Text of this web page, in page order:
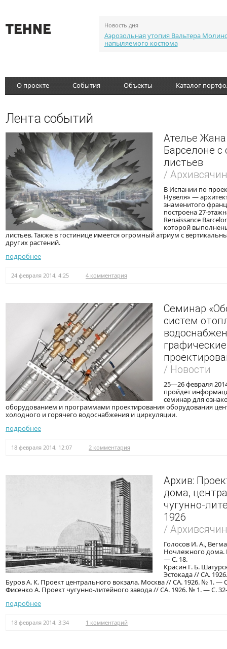
Новость дня
Аэрозольная утопия Вальтера
напыляемого костюма
О проекте События Объекты Каталог
Лента событий
Ателье
Барселоне
листьев
/
В Испании по
Нувеля» —
знаменитого
построена 27-
Renaissance
которой
листьев. Также в гостинице имеется огромный атриум с
других растений.
подробнее
24 февраля 2014, 4:25 4 комментария
Cеминар
систем
/ Новости
25—26 февраля
пройдёт
семинар для
оборудованием и программами проектирования оборудования
холодного и горячего водоснабжения и циркуляции.
подробнее
18 февраля 2014, 12:07 2 комментария
Архив:
дома,
чугунно-
1926
/
Голосов И. А.,
Ночлежного дома.
— С. 18.
Красин Г. Б.
Эстокада // СА.
Буров А. К. Проект центрального вокзала. Москва // СА. 1926. № 1. —
Фисенко А. Проект чугунно-литейного завода // СА. 1926. № 1. — С.
подробнее
18 февраля 2014, 3:34 1 комментарий